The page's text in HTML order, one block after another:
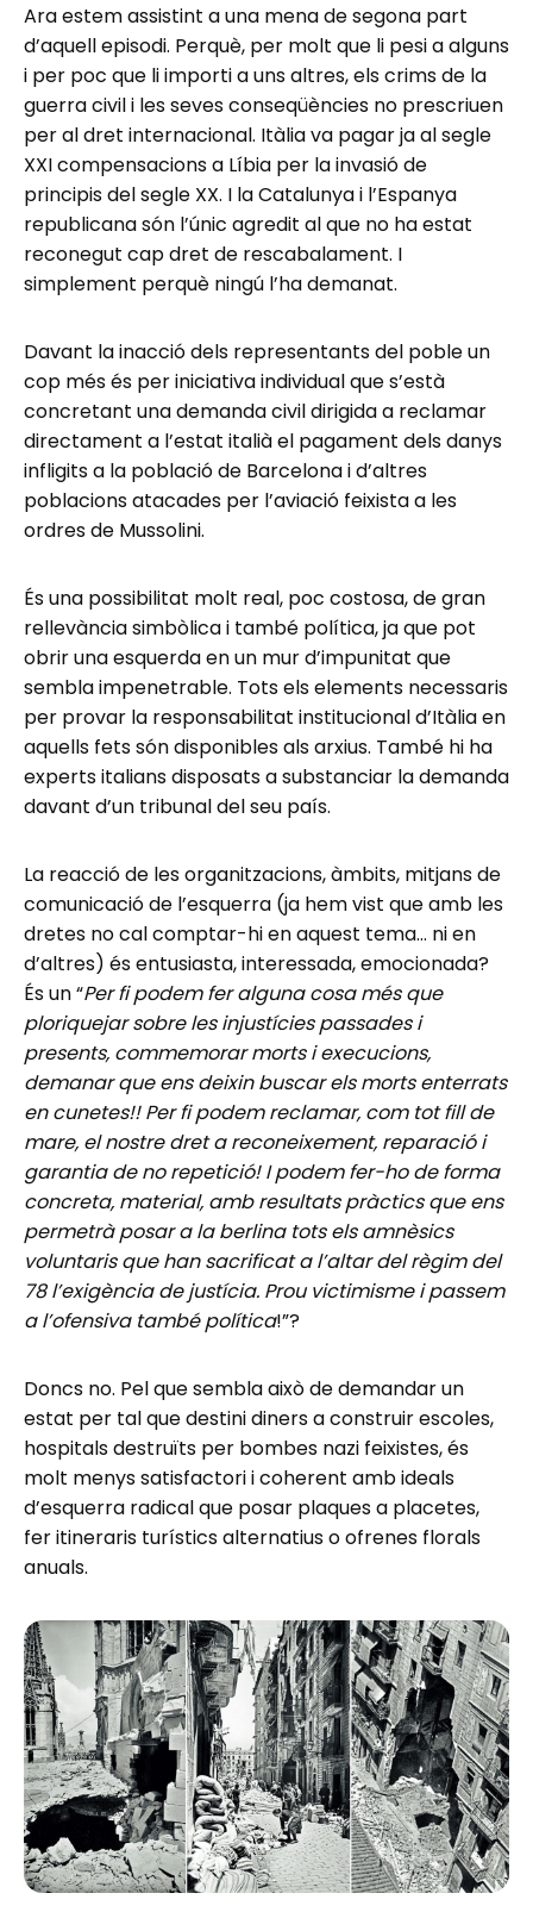
Ara estem assistint a una mena de segona part
d’aquell episodi. Perquè, per molt que li pesi a alguns
i per poc que li importi a uns altres, els crims de la
guerra civil i les seves conseqüències no prescriuen
per al dret internacional. Itàlia va pagar ja al segle
XXI compensacions a Líbia per la invasió de
principis del segle XX. I la Catalunya i l’Espanya
republicana són l’únic agredit al que no ha estat
reconegut cap dret de rescabalament. I
simplement perquè ningú l’ha demanat.
Davant la inacció dels representants del poble un
cop més és per iniciativa individual que s’està
concretant una demanda civil dirigida a reclamar
directament a l’estat italià el pagament dels danys
infligits a la població de Barcelona i d’altres
poblacions atacades per l’aviació feixista a les
ordres de Mussolini.
És una possibilitat molt real, poc costosa, de gran
rellevància simbòlica i també política, ja que pot
obrir una esquerda en un mur d’impunitat que
sembla impenetrable. Tots els elements necessaris
per provar la responsabilitat institucional d’Itàlia en
aquells fets són disponibles als arxius. També hi ha
experts italians disposats a substanciar la demanda
davant d’un tribunal del seu país.
La reacció de les organitzacions, àmbits, mitjans de
comunicació de l’esquerra (ja hem vist que amb les
dretes no cal comptar-hi en aquest tema… ni en
d’altres) és entusiasta, interessada, emocionada?
És un “Per fi podem fer alguna cosa més que
ploriquejar sobre les injustícies passades i
presents, commemorar morts i execucions,
demanar que ens deixin buscar els morts enterrats
en cunetes!! Per fi podem reclamar, com tot fill de
mare, el nostre dret a reconeixement, reparació i
garantia de no repetició! I podem fer-ho de forma
concreta, material, amb resultats pràctics que ens
permetrà posar a la berlina tots els amnèsics
voluntaris que han sacrificat a l’altar del règim del
78 l’exigència de justícia. Prou victimisme i passem
a l’ofensiva també política!”?
Doncs no. Pel que sembla això de demandar un
estat per tal que destini diners a construir escoles,
hospitals destruïts per bombes nazi feixistes, és
molt menys satisfactori i coherent amb ideals
d’esquerra radical que posar plaques a placetes,
fer itineraris turístics alternatius o ofrenes florals
anuals.